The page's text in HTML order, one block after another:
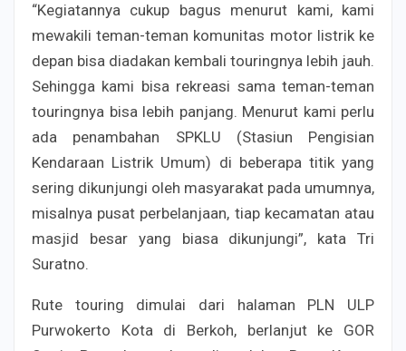
“Kegiatannya cukup bagus menurut kami, kami
mewakili teman-teman komunitas motor listrik ke
depan bisa diadakan kembali touringnya lebih jauh.
Sehingga kami bisa rekreasi sama teman-teman
touringnya bisa lebih panjang. Menurut kami perlu
ada penambahan SPKLU (Stasiun Pengisian
Kendaraan Listrik Umum) di beberapa titik yang
sering dikunjungi oleh masyarakat pada umumnya,
misalnya pusat perbelanjaan, tiap kecamatan atau
masjid besar yang biasa dikunjungi”, kata Tri
Suratno.
Rute touring dimulai dari halaman PLN ULP
Purwokerto Kota di Berkoh, berlanjut ke GOR